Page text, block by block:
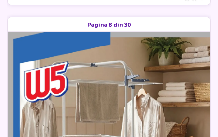
Pagina 8 din 30